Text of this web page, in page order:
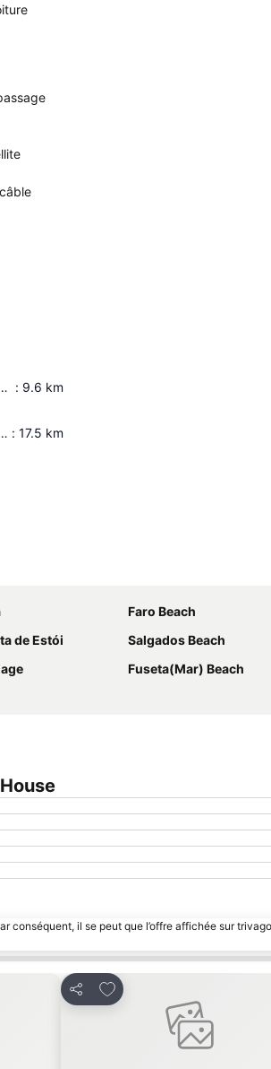
da Pedra da Galé : 9.6 km
Varejota e Barrocal da Tôr : 17.5 km
Faro Beach
de Estói
Salgados Beach
Fuseta(Mar) Beach
conséquent, il se peut que l’offre affichée sur
Partager
Ajouter à mes favoris